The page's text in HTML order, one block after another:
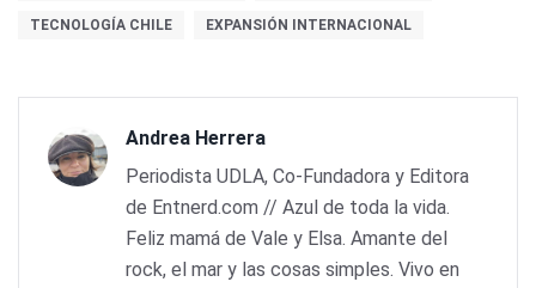
TECNOLOGÍA CHILE EXPANSIÓN INTERNACIONAL
Andrea Herrera
Periodista UDLA, Co-Fundadora y Editora
de Entnerd.com // Azul de toda la vida.
Feliz mamá de Vale y Elsa. Amante del
rock, el mar y las cosas simples. Vivo en